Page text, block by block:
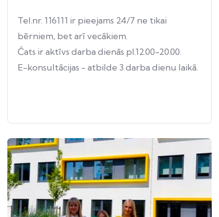
Tel.nr. 116111 ir pieejams 24/7 ne tikai
bērniem, bet arī vecākiem.
Čats ir aktīvs darba dienās pl.12.00-20.00.
E-konsultācijas - atbilde 3 darba dienu laikā.